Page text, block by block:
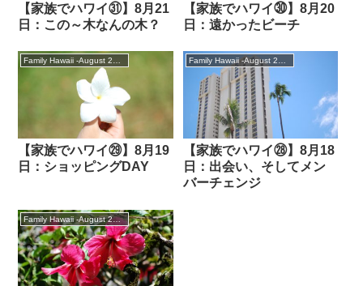
【家族でハワイ㉛】8月21
日：この～木なんの木？
【家族でハワイ㉚】8月20
日：遠かったビーチ
Family Hawaii -August 2018
【家族でハワイ㉙】8月19
日：ショッピングDAY
Family Hawaii -August 2018
【家族でハワイ㉘】8月18
日：出会い、そしてメン
バーチェンジ
Family Hawaii -August 2018